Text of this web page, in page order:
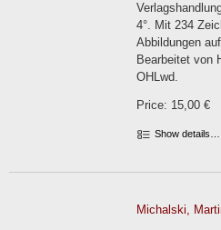
4°. Mit 234
Abbildungen
Bearbeitet von
OHLwd.
Price: 15,00 €
Show details…
Michalski,